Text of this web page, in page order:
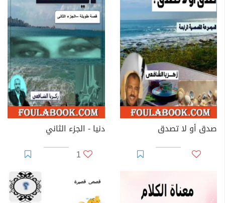
صدق أو لا تصدق
دنيا - الجزء الثاني
1